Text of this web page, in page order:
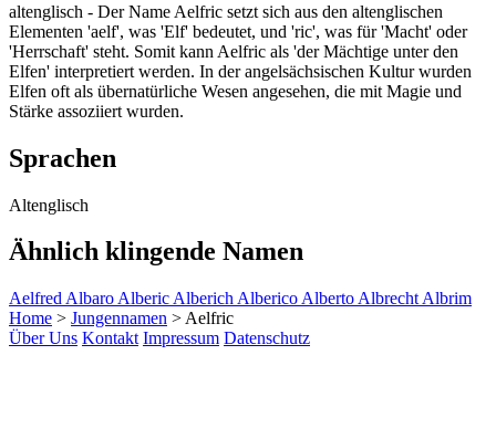
altenglisch - Der Name Aelfric setzt sich aus den altenglischen
Elementen 'aelf', was 'Elf' bedeutet, und 'ric', was für 'Macht' oder
'Herrschaft' steht. Somit kann Aelfric als 'der Mächtige unter den
Elfen' interpretiert werden. In der angelsächsischen Kultur wurden
Elfen oft als übernatürliche Wesen angesehen, die mit Magie und
Stärke assoziiert wurden.
Sprachen
Altenglisch
Ähnlich klingende Namen
Aelfred Albaro Alberic Alberich Alberico Alberto Albrecht Albrim
Home > Jungennamen > Aelfric
Über Uns Kontakt Impressum Datenschutz